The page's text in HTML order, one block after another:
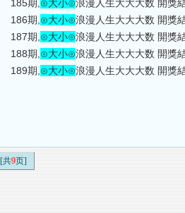
185期, ⊙大小⊙浪漫人生大大大数 開獎
186期, ⊙大小⊙浪漫人生大大大数 開獎
187期, ⊙大小⊙浪漫人生大大大数 開獎
188期, ⊙大小⊙浪漫人生大大大数 開獎
189期, ⊙大小⊙浪漫人生大大大数 開獎
[共9页]